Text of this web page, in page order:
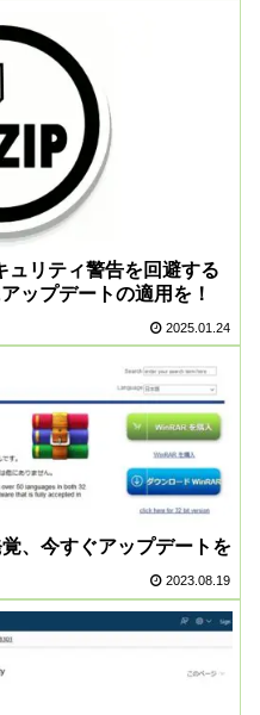
リティ警告を回避する
ップデートの適用を！
2025.01.24
、今すぐアップデートを
2023.08.19